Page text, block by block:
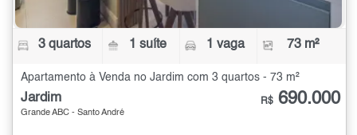
3 quartos 1 suíte 1 vaga 73 m²
Apartamento à Venda no Jardim com 3 quartos - 73 m²
Jardim
Grande ABC - Santo André
R$ 690.000